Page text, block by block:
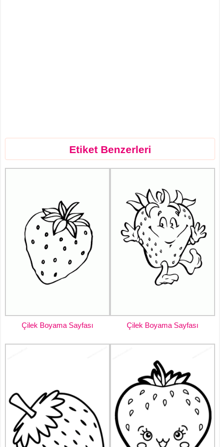
Etiket Benzerleri
Çilek Boyama Sayfası Çilek Boyama Sayfası